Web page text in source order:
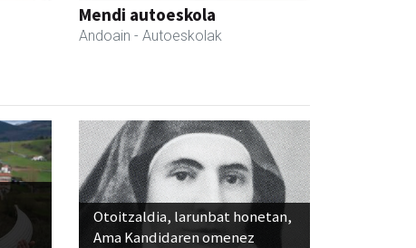
Mendi autoeskola
Andoain - Autoeskolak
Otoitzaldia, larunbat honetan,
Ama Kandidaren omenez